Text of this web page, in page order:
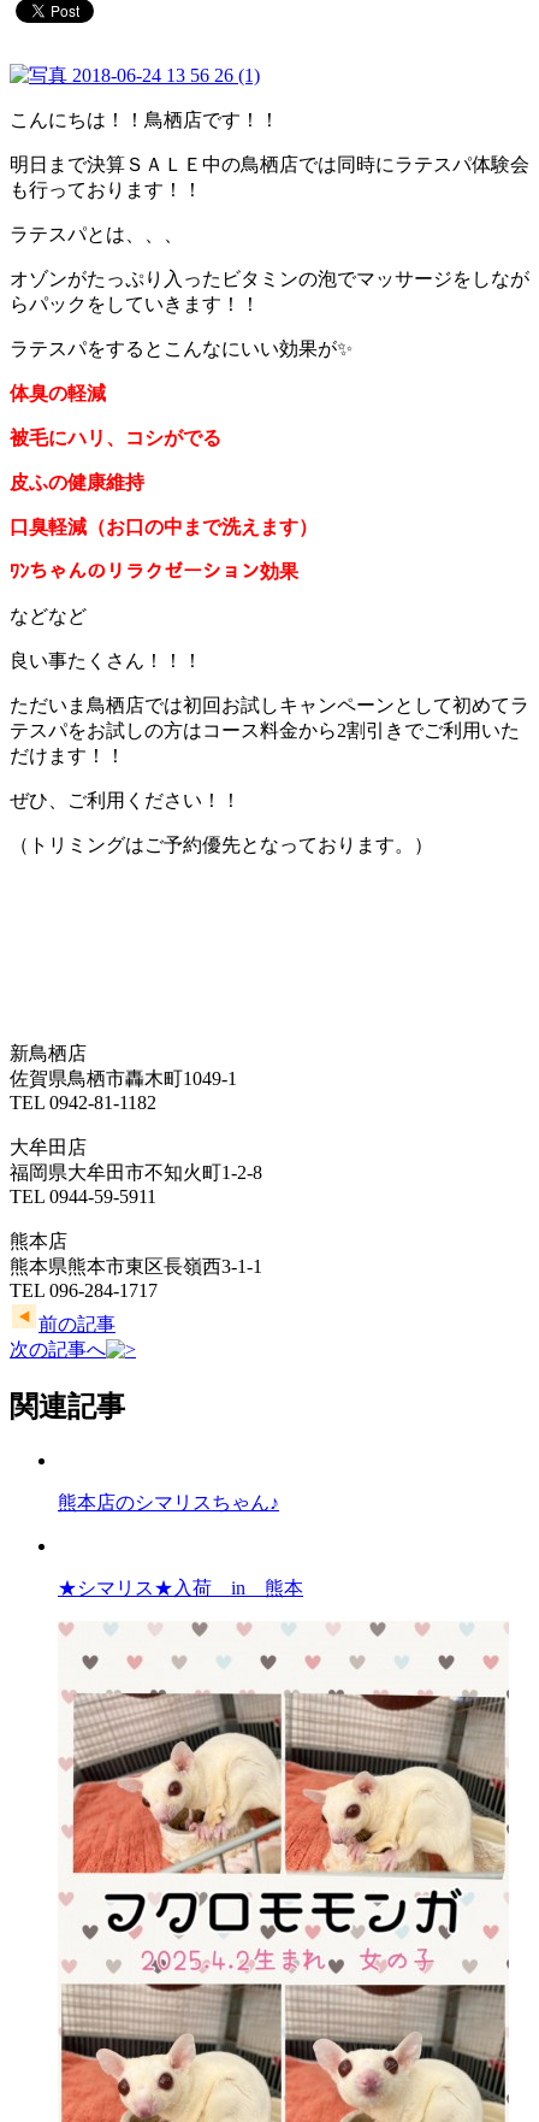
こんにちは！！鳥栖店です！！
明日まで決算ＳＡＬＥ中の鳥栖店では同時にラテスパ体験会
も行っております！！
ラテスパとは、、、
オゾンがたっぷり入ったビタミンの泡でマッサージをしなが
らパックをしていきます！！
ラテスパをするとこんなにいい効果が✨
体臭の軽減
被毛にハリ、コシがでる
皮ふの健康維持
口臭軽減（お口の中まで洗えます）
ﾜﾝちゃんのリラクゼーション効果
などなど
良い事たくさん！！！
ただいま鳥栖店では初回お試しキャンペーンとして初めてラ
テスパをお試しの方はコース料金から2割引きでご利用いた
だけます！！
ぜひ、ご利用ください！！
（トリミングはご予約優先となっております。）
新鳥栖店
佐賀県鳥栖市轟木町1049-1
TEL 0942-81-1182
大牟田店
福岡県大牟田市不知火町1-2-8
TEL 0944-59-5911
熊本店
熊本県熊本市東区長嶺西3-1-1
TEL 096-284-1717
前の記事
次の記事へ
関連記事
熊本店のシマリスちゃん♪
★シマリス★入荷 in 熊本